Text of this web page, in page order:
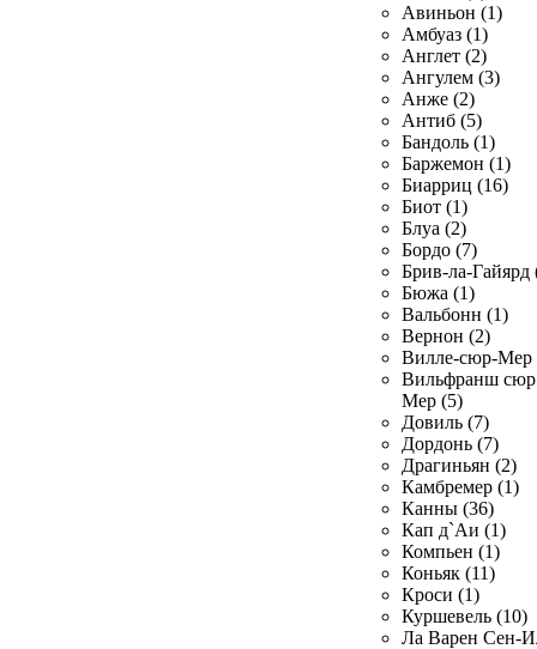
Авиньон (1)
Амбуаз (1)
Англет (2)
Ангулем (3)
Анже (2)
Антиб (5)
Бандоль (1)
Баржемон (1)
Биарриц (16)
Биот (1)
Блуа (2)
Бордо (7)
Брив-ла-Гайярд
Бюжа (1)
Вальбонн (1)
Вернон (2)
Вилле-сюр-Мер
Вильфранш сюр
Мер (5)
Довиль (7)
Дордонь (7)
Драгиньян (2)
Камбремер (1)
Канны (36)
Кап д`Аи (1)
Компьен (1)
Коньяк (11)
Кроси (1)
Куршевель (10)
Ла Варен Сен-